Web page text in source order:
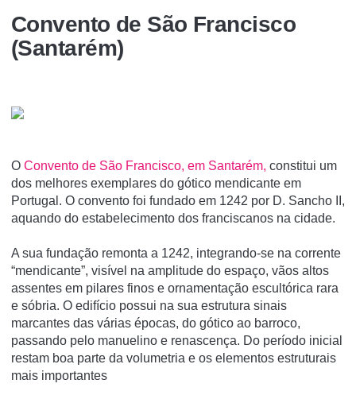
Convento de São Francisco
(Santarém)
O Convento de São Francisco, em Santarém, constitui um
dos melhores exemplares do gótico mendicante em
Portugal. O convento foi fundado em 1242 por D. Sancho II,
aquando do estabelecimento dos franciscanos na cidade.
A sua fundação remonta a 1242, integrando-se na corrente
“mendicante”, visível na amplitude do espaço, vãos altos
assentes em pilares finos e ornamentação escultórica rara
e sóbria. O edifício possui na sua estrutura sinais
marcantes das várias épocas, do gótico ao barroco,
passando pelo manuelino e renascença. Do período inicial
restam boa parte da volumetria e os elementos estruturais
mais importantes